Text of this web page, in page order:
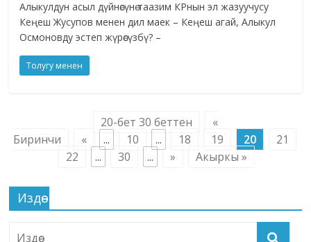
Алыкулдун асыл дүйнөсүнө таазим КРнын эл жазуучусу
Кеңеш Жусупов менен дил маек – Кеңеш агай, Алыкул
Осмоновду эстеп жүрөсүзбү? –
Толугу менен
20-бет 30 беттен
«
Биринчи
« ... 10 ... 18 19 20
21
22
... 30 ... » Акыркы »
Издөө